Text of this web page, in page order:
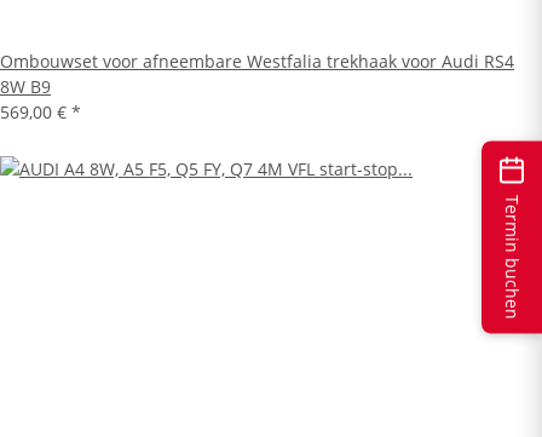
Ombouwset voor afneembare Westfalia trekhaak voor Audi RS4
8W B9
569,00 € *
Termin buchen